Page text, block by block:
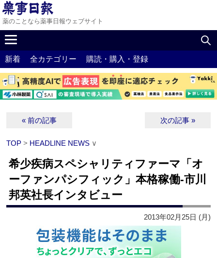
薬のことなら薬事日報ウェブサイト
新着 全カテゴリー 購読・購入・登録
« 前の記事 次の記事 »
TOP > HEADLINE NEWS ∨
希少疾病スペシャリティファーマ「オ
ーファンパシフィック」本格稼働‐市川
邦英社長インタビュー
2013年02月25日 (月)